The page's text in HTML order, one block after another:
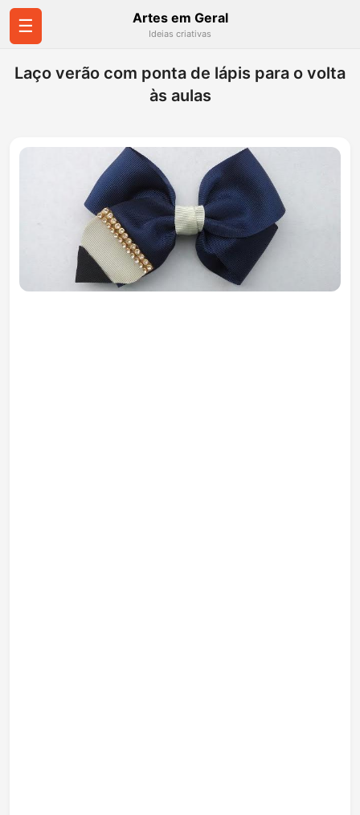
☰ Artes em Geral
Ideias criativas
Laço verão com ponta de lápis para o volta
às aulas